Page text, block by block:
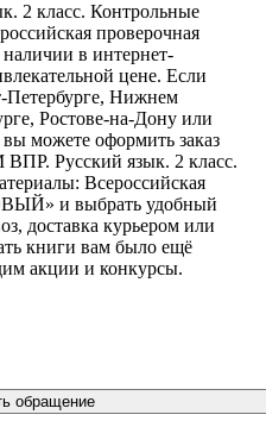
2 класс. Контрольные
проверочная
в интернет-
цене. Если
Петербурге, Нижнем
Ростове-на-Дону или
можете оформить заказ
Русский язык. 2 класс.
Всероссийская
и выбрать удобный
доставка курьером или
книги вам было ещё
акции и конкурсы.
обращение